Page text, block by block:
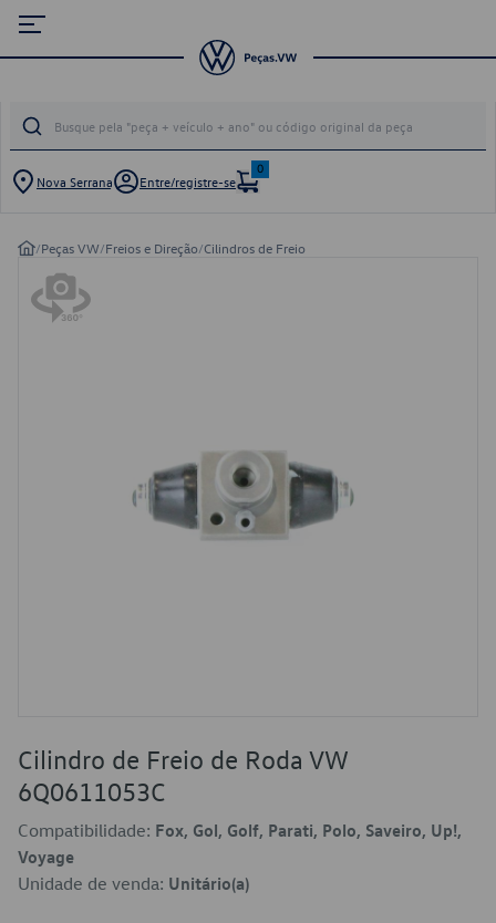
Nova Serrana Entre/registre-se
0
/Peças VW/Freios e Direção/Cilindros de Freio
Cilindro de Freio de Roda VW
6Q0611053C
Compatibilidade: Fox, Gol, Golf, Parati, Polo, Saveiro, Up!,
Voyage
Unidade de venda: Unitário(a)